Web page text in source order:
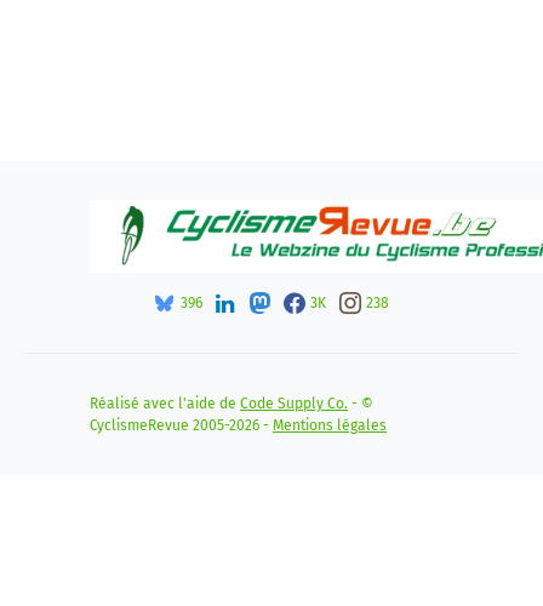
396 3K 238
Réalisé avec l'aide de Code Supply Co. - ©
CyclismeRevue 2005-2026 - Mentions légales